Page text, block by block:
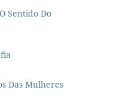
Sentido Do
Das Mulheres